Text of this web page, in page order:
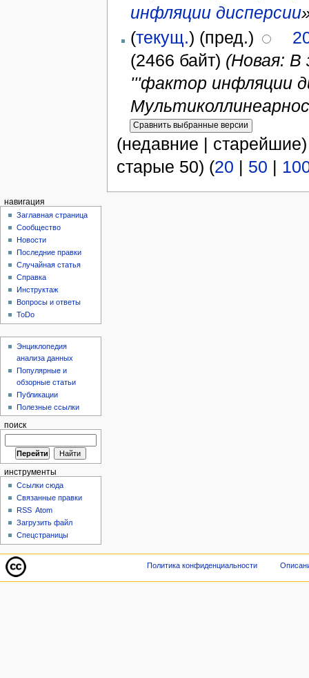
инфляции дисперсии
(текущ.) (пред.)
(2466 байт) (Новая: В
'''фактор инфляции
(недавние |
старые 50) (20 | 50 |
навигация
Заглавная страница
Сообщество
Новости
Последние правки
Случайная статья
Справка
Инструктаж
Вопросы и ответы
ToDo
Энциклопедия
анализа данных
Популярные и
обзорные статьи
Публикации
Полезные ссылки
поиск
инструменты
Ссылки сюда
Связанные правки
RSS Atom
Загрузить файл
Спецстраницы
Политика конфиденциальности